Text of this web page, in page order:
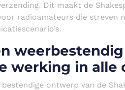
Dit maakt de
radioamateurs die streven
werking in alle
ontwerp van de